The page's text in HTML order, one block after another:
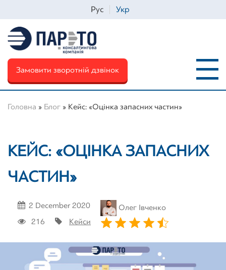
Рус Укр
Замовити зворотній дзвінок
Головна » Блог » Кейс: «Оцінка запасних частин»
КЕЙС: «ОЦІНКА ЗАПАСНИХ
ЧАСТИН»
Олег Івченко
2 December 2020
216
Кейси
Телефон
Зареєструватися